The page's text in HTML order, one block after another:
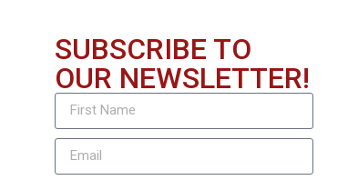
SUBSCRIBE TO
OUR NEWSLETTER!